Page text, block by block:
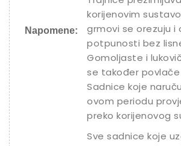
Napomene:
korijenovim
grmovi se orezuju i
potpunosti bez
Gomoljaste i
se također
Sadnice koje
ovom periodu
preko korijenovog
Sve sadnice koje